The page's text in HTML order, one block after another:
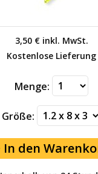
3,50 €inkl. MwSt.
Kostenlose Lieferung
Menge:
Größe: